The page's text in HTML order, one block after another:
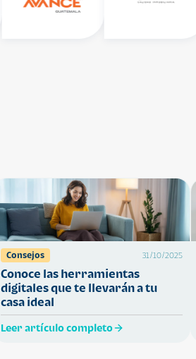
Consejos 31/10/2025
Conoce las herramientas
digitales que te llevarán a tu
casa ideal
Leer artículo completo